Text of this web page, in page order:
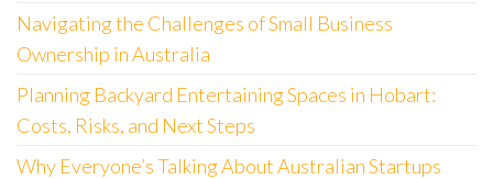
Navigating the Challenges of Small Business
Ownership in Australia
Planning Backyard Entertaining Spaces in Hobart:
Costs, Risks, and Next Steps
Why Everyone’s Talking About Australian Startups